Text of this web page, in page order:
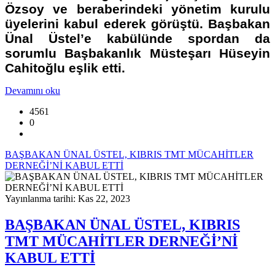
Özsoy ve beraberindeki yönetim kurulu
üyelerini kabul ederek görüştü. Başbakan
Ünal Üstel’e kabülünde spordan da
sorumlu Başbakanlık Müsteşarı Hüseyin
Cahitoğlu eşlik etti.
Devamını oku
4561
0
BAŞBAKAN ÜNAL ÜSTEL, KIBRIS TMT MÜCAHİTLER
DERNEĞİ’Nİ KABUL ETTİ
Yayınlanma tarihi: Kas 22, 2023
BAŞBAKAN ÜNAL ÜSTEL, KIBRIS
TMT MÜCAHİTLER DERNEĞİ’Nİ
KABUL ETTİ